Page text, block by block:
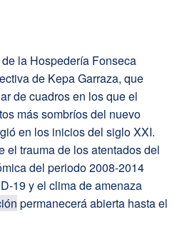
la Hospedería Fonseca
de Kepa Garraza, que
de cuadros en los que el
más sombríos del nuevo
en los inicios del siglo XXI.
el trauma de los atentados del
del periodo 2008-2014
19 y el clima de amenaza
permanecerá abierta hasta el